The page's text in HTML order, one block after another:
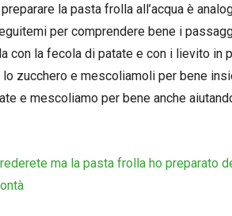
la pasta frolla all’acqua è
per comprendere bene i
con la fecola di patate e con i lievito in
lo zucchero e mescoliamoli per bene
e mescoliamo per bene anche
ma la pasta frolla ho preparato